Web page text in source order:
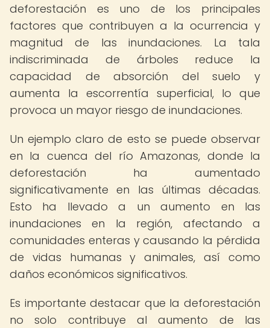
deforestación es uno de los principales
factores que contribuyen a la ocurrencia y
magnitud de las inundaciones. La tala
indiscriminada de árboles reduce la
capacidad de absorción del suelo y
aumenta la escorrentía superficial, lo que
provoca un mayor riesgo de inundaciones.
Un ejemplo claro de esto se puede observar
en la cuenca del río Amazonas, donde la
deforestación ha aumentado
significativamente en las últimas décadas.
Esto ha llevado a un aumento en las
inundaciones en la región, afectando a
comunidades enteras y causando la pérdida
de vidas humanas y animales, así como
daños económicos significativos.
Es importante destacar que la deforestación
no solo contribuye al aumento de las